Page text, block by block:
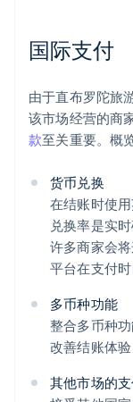
国际支付
由于直布罗陀旅
该市场经营的商
款至关重要。概
货币兑换
在结账时使
兑换率是实
许多商家会
平台在支付
多币种功能
整合多币种
改善结账体
其他市场的